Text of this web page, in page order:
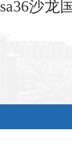
sa36沙龙